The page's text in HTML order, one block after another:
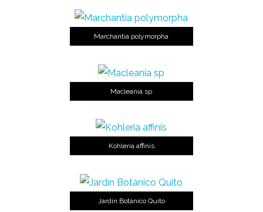
Marchantia polymorpha
Macleania sp
Kohleria affinis
Jardín Botánico Quito